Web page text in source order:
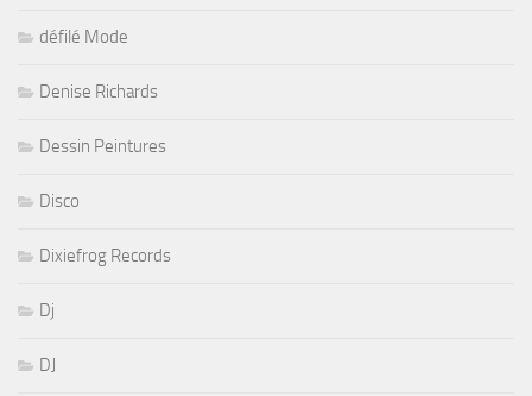
défilé Mode
Denise Richards
Dessin Peintures
Disco
Dixiefrog Records
Dj
DJ